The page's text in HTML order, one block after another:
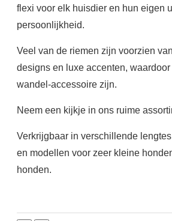
flexi voor elk huisdier en hun eigen
persoonlijkheid.
Veel van de riemen zijn voorzien
designs en luxe accenten,
wandel-accessoire zijn.
Neem een kijkje in ons ruime
Verkrijgbaar in verschillende
en modellen voor zeer kleine
honden.